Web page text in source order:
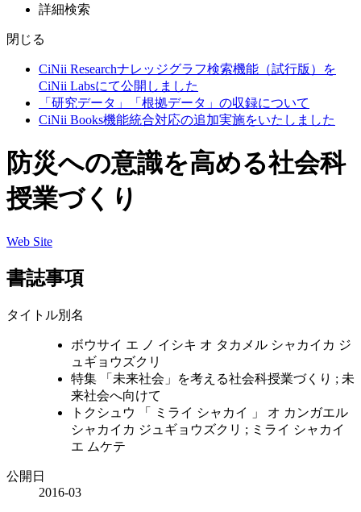
詳細検索
閉じる
CiNii Researchナレッジグラフ検索機能（試行版）を
CiNii Labsにて公開しました
「研究データ」「根拠データ」の収録について
CiNii Books機能統合対応の追加実施をいたしました
防災への意識を高める社会科
授業づくり
Web Site
書誌事項
タイトル別名
ボウサイ エ ノ イシキ オ タカメル シャカイカ ジ
ュギョウズクリ
特集 「未来社会」を考える社会科授業づくり ; 未
来社会へ向けて
トクシュウ 「 ミライ シャカイ 」 オ カンガエル
シャカイカ ジュギョウズクリ ; ミライ シャカイ
エ ムケテ
公開日
2016-03